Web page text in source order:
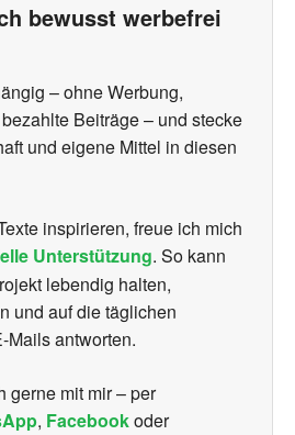
bewusst werbefrei
– ohne Werbung,
Beiträge – und stecke
und eigene Mittel in diesen
inspirieren, freue ich mich
Unterstützung. So kann
lebendig halten,
und auf die täglichen
Mails antworten.
gerne mit mir – per
, Facebookoder